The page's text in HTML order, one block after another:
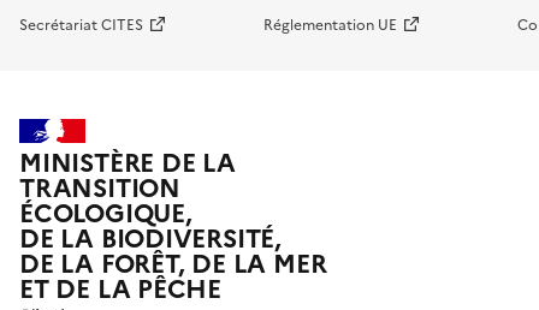
Secrétariat CITES Réglementation UE
MINISTÈRE DE LA
TRANSITION
ÉCOLOGIQUE,
DE LA BIODIVERSITÉ,
DE LA FORÊT, DE LA MER
ET DE LA PÊCHE